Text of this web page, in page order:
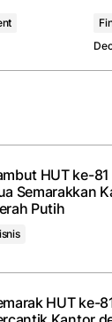
email, and
time I comment.
HUT ke-81
Semarakkan
Putih
HUT ke-